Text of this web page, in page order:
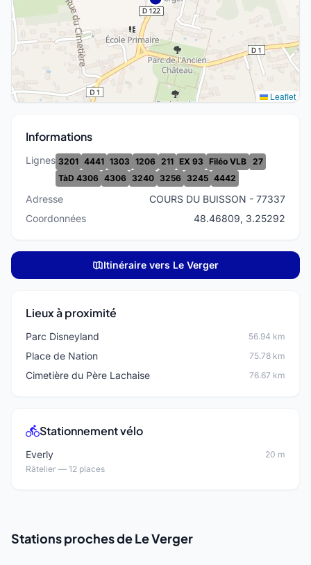
Leaflet
Informations
Lignes 3201 4441 1303 1206 211 EX 93 Filéo VLB 27
TàD 4306 4306 3240 3256 3245 4442
Adresse
COURS DU BUISSON - 77337
Coordonnées
48.46809, 3.25292
Itinéraire vers Le Verger
Lieux à proximité
Parc Disneyland 56.94 km
Place de Nation 75.78 km
Cimetière du Père Lachaise 76.67 km
Stationnement vélo
Everly
Râtelier — 12 places
20 m
Stations proches de Le Verger